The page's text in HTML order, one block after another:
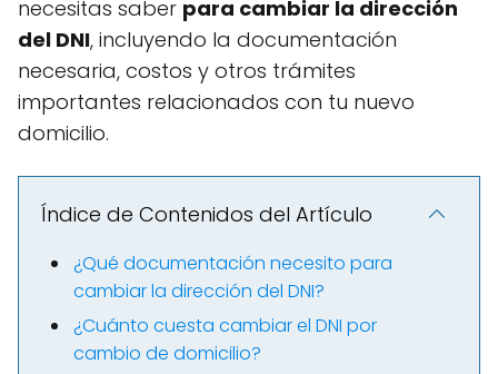
necesitas saber para cambiar la dirección
del DNI, incluyendo la documentación
necesaria, costos y otros trámites
importantes relacionados con tu nuevo
domicilio.
Índice de Contenidos del Artículo
¿Qué documentación necesito para
cambiar la dirección del DNI?
¿Cuánto cuesta cambiar el DNI por
cambio de domicilio?